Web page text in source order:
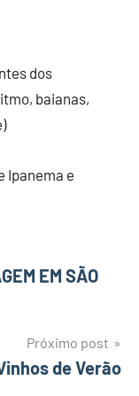
dos
baianas,
Ipanema e
EM SÃO
Próximo post
de Verão